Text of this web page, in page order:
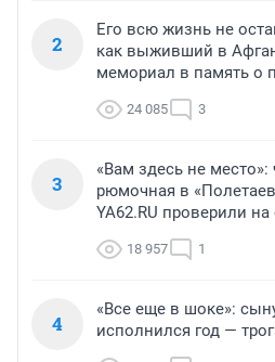
2
Его всю жизнь не
как выживший в
мемориал в память о
24 085 3
3
«Вам здесь не место»:
рюмочная в
YA62.RU проверили на
18 957 1
4
«Все еще в шоке»:
исполнился год —